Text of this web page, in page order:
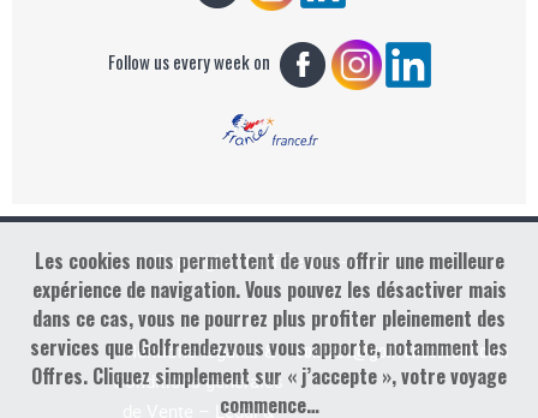
Follow us every week on
Copyright : Golf Rendez-vous
Mentions légales &
Conditions générales
de Vente – Legal &
contact@golfrendezvous.com
Les cookies nous permettent de vous offrir une meilleure
expérience de navigation. Vous pouvez les désactiver mais
dans ce cas, vous ne pourrez plus profiter pleinement des
services que Golfrendezvous vous apporte, notamment les
Offres. Cliquez simplement sur « j’accepte », votre voyage
commence…